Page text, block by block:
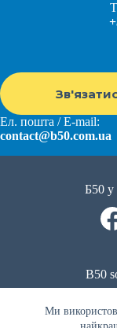
Ми
Ел. пошта / E-mail:
contact@b50.com.ua
Б50 у
B50
Політика приватності